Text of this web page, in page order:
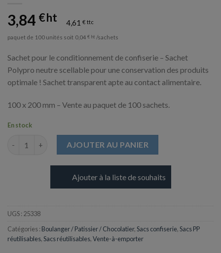
3,84 € 4,61 €
paquet de 100 unités soit 0,04 € /sachets
Sachet pour le conditionnement de confiserie – Sachet
Polypro neutre scellable pour une conservation des produits
optimale ! Sachet transparent apte au contact alimentaire.
100 x 200 mm – Vente au paquet de 100 sachets.
En stock
quantité de Sachet Polypro Neutre - 100 x 200 mm
AJOUTER AU PANIER
Ajouter à la liste de souhaits
UGS : 25338
Catégories : Boulanger / Patissier / Chocolatier,Sacs confiserie,Sacs PP
réutilisables,Sacs réutilisables,Vente-à-emporter